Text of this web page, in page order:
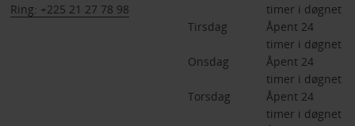
Ring: +225 21 27 78 98
timer i døgnet
Tirsdag
Åpent 24
timer i døgnet
Onsdag
Åpent 24
timer i døgnet
Torsdag
Åpent 24
timer i døgnet